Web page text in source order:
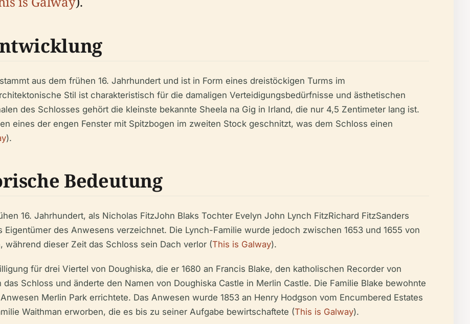
aus dem frühen 16. Jahrhundert und ist in Form eines dreistöckigen Turms im
Stil ist charakteristisch für die damaligen Verteidigungsbedürfnisse und ästhetischen
des Schlosses gehört die kleinste bekannte Sheela na Gig in Irland, die nur 4,5 Zentimeter lang ist.
eines der engen Fenster mit Spitzbogen im zweiten Stock geschnitzt, was dem Schloss einen
).
Bedeutung
16. Jahrhundert, als Nicholas FitzJohn Blaks Tochter Evelyn John Lynch FitzRichard FitzSanders
Eigentümer des Anwesens verzeichnet. Die Lynch-Familie wurde jedoch zwischen 1653 und 1655 von
dieser Zeit das Schloss sein Dach verlor (This is Galway).
für drei Viertel von Doughiska, die er 1680 an Francis Blake, den katholischen Recorder von
das Schloss und änderte den Namen von Doughiska Castle in Merlin Castle. Die Familie Blake bewohnte
Merlin Park errichtete. Das Anwesen wurde 1853 an Henry Hodgson vom Encumbered Estates
Waithman erworben, die es bis zu seiner Aufgabe bewirtschaftete (This is Galway).